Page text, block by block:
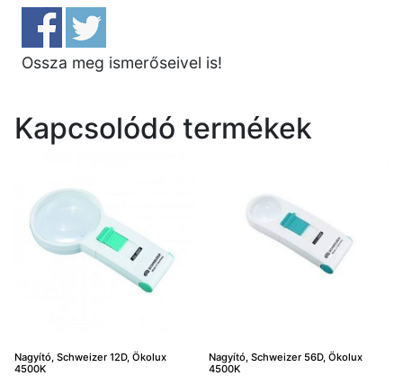
Ossza meg ismerőseivel is!
Kapcsolódó termékek
Nagyító, Schweizer 12D, Ökolux
4500K
Nagyító, Schweizer 56D, Ökolux
4500K